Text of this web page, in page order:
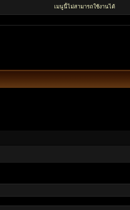
เมนูนี้ไม่สามารถใช้งานได้